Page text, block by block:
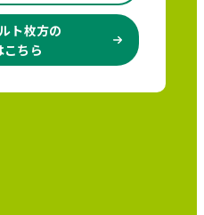
ト枚方の
ちら